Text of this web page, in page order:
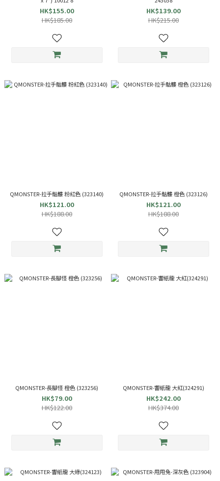
HK$155.00
HK$185.00
HK$139.00
HK$215.00
QMONSTER-拉手骷髏 粉紅色 (323140)
HK$121.00
HK$188.00
QMONSTER-拉手骷髏 橙色 (323126)
HK$121.00
HK$188.00
QMONSTER-長腳怪 橙色 (323256)
HK$79.00
HK$122.00
QMONSTER-響紙龍 大紅(324291)
HK$242.00
HK$374.00